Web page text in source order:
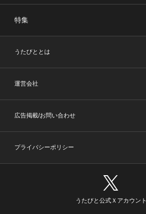
特集
うたびととは
運営会社
広告掲載/お問い合わせ
プライバシーポリシー
うたびと公式Ｘアカウント